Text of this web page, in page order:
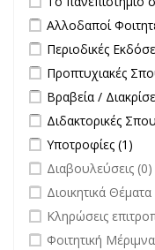
Apply Αλλοδαποί
Αλλοδαποί
Apply Περιοδικές
Περιοδικές
ApplyΠροπτυχιακές
Apply Βραβεία /
Βραβεία /
ApplyΔιδακτορικές
Apply Υποτροφίες
Υποτροφίες (1)
undefined
Διαβουλεύσεις (0)
undefined
Διοικητικά Θέματα
undefined
Κληρώσεις
undefined
Φοιτητική